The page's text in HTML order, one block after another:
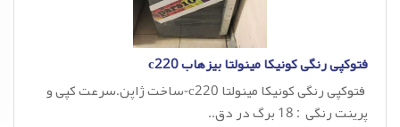
فتوکپی رنگی کونیکا مینولتا بیزهاب c220
فتوکپی رنگی کونیکا مینولتا c220-ساخت ژاپن.سرعت کپی و
پرینت رنگی : 18 برگ در دق..